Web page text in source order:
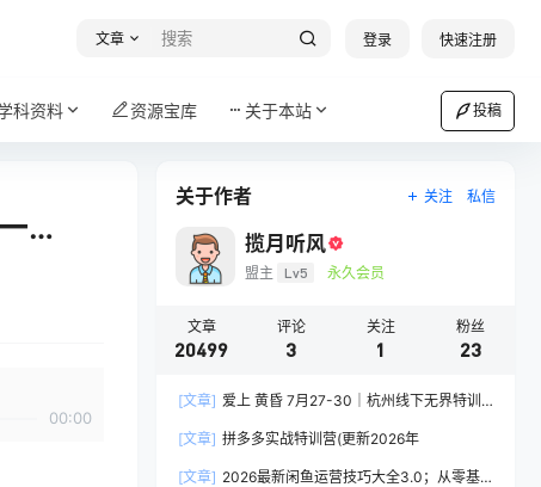
文章 登录 快速注册
科资料 资源宝库 关于本站 投稿
…
00:00
关于作者 关注 私信
揽月听风
盟主 Lv5 永久会员
文章
20499
评论
3
关注
1
粉丝
23
[文章] 爱上 黄昏 7月27-30｜杭州线下无界特训
SOP思维导图资料包
[文章] 拼多多实战特训营(更新2026年
[文章] 2026最新闲鱼运营技巧大全3.0；从零基